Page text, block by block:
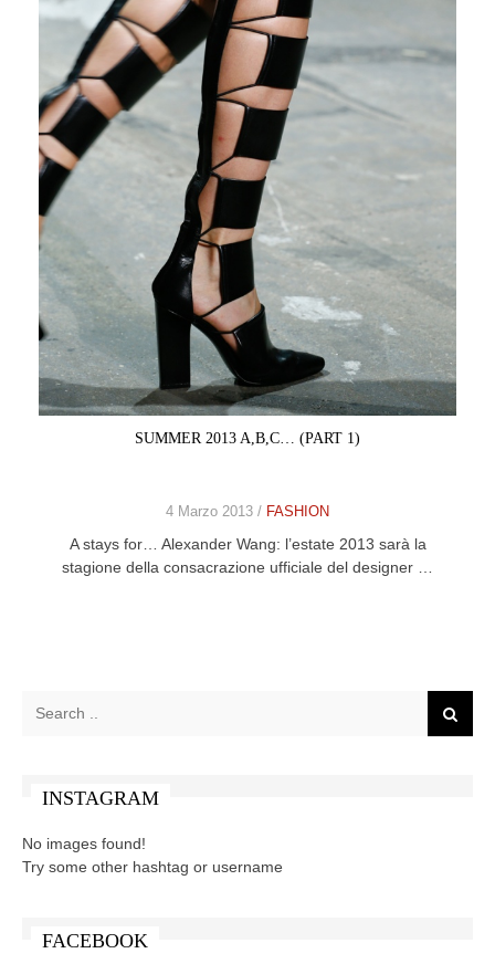
SUMMER 2013 A,B,C… (PART 1)
4 Marzo 2013 / FASHION
A stays for… Alexander Wang: l’estate 2013 sarà la
stagione della consacrazione ufficiale del designer …
INSTAGRAM
No images found!
Try some other hashtag or username
FACEBOOK